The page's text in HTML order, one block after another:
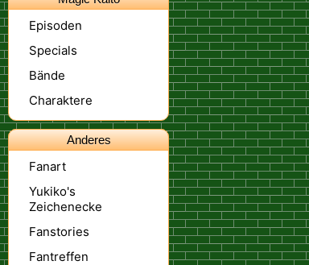
Episoden
Specials
Bände
Charaktere
Anderes
Fanart
Yukiko's
Zeichenecke
Fanstories
Fantreffen